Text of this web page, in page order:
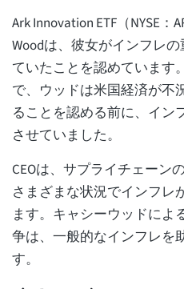
Ark Innovation ETF（NYSE：
Woodは、彼女がインフレ
ていたことを認めています
で、ウッドは米国経済が不
ることを認める前に、イン
させていました。
CEOは、サプライチェーン
さまざまな状況でインフレ
ます。キャシーウッドによ
争は、一般的なインフレを
す。